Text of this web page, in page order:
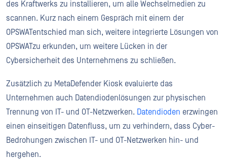
des Kraftwerks zu installieren, um alle Wechselmedien zu
scannen. Kurz nach einem Gespräch mit einem der
OPSWATentschied man sich, weitere integrierte Lösungen von
OPSWATzu erkunden, um weitere Lücken in der
Cybersicherheit des Unternehmens zu schließen.
Zusätzlich zu MetaDefender Kiosk evaluierte das
Unternehmen auch Datendiodenlösungen zur physischen
Trennung von IT- und OT-Netzwerken. Datendioden erzwingen
einen einseitigen Datenfluss, um zu verhindern, dass Cyber-
Bedrohungen zwischen IT- und OT-Netzwerken hin- und
hergehen.